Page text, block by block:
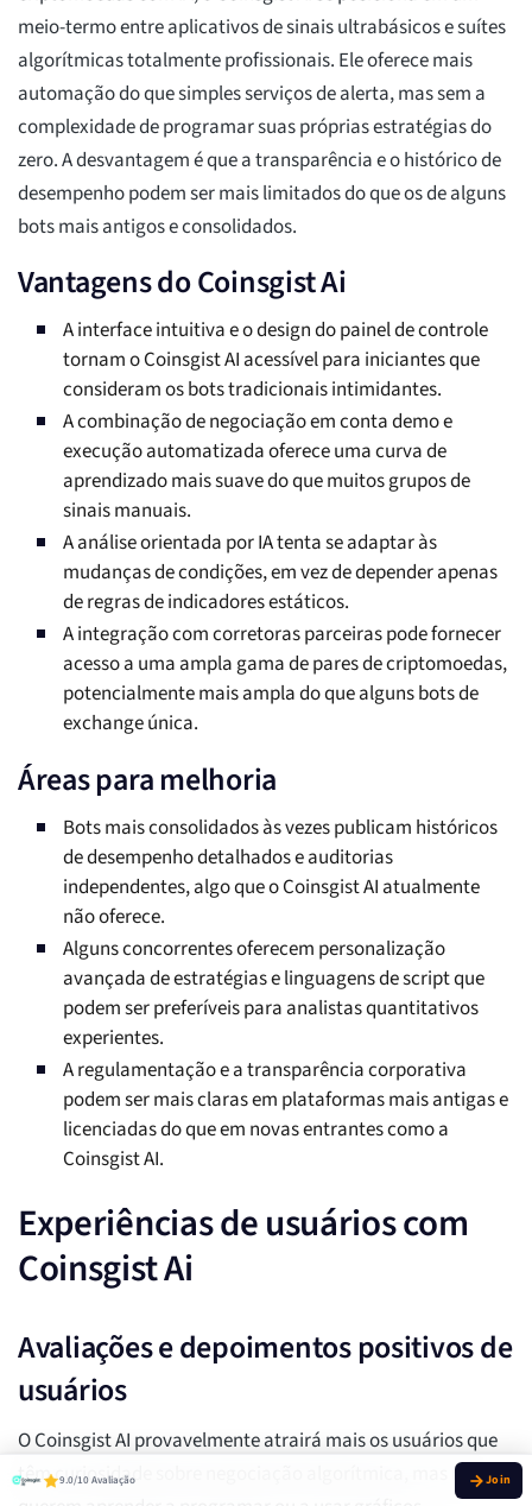
meio-termo entre aplicativos de sinais ultrabásicos e suítes
algorítmicas totalmente profissionais. Ele oferece mais
automação do que simples serviços de alerta, mas sem a
complexidade de programar suas próprias estratégias do
zero. A desvantagem é que a transparência e o histórico de
desempenho podem ser mais limitados do que os de alguns
bots mais antigos e consolidados.
Vantagens do Coinsgist Ai
A interface intuitiva e o design do painel de controle
tornam o Coinsgist AI acessível para iniciantes que
consideram os bots tradicionais intimidantes.
A combinação de negociação em conta demo e
execução automatizada oferece uma curva de
aprendizado mais suave do que muitos grupos de
sinais manuais.
A análise orientada por IA tenta se adaptar às
mudanças de condições, em vez de depender apenas
de regras de indicadores estáticos.
A integração com corretoras parceiras pode fornecer
acesso a uma ampla gama de pares de criptomoedas,
potencialmente mais ampla do que alguns bots de
exchange única.
Áreas para melhoria
Bots mais consolidados às vezes publicam históricos
de desempenho detalhados e auditorias
independentes, algo que o Coinsgist AI atualmente
não oferece.
Alguns concorrentes oferecem personalização
avançada de estratégias e linguagens de script que
podem ser preferíveis para analistas quantitativos
experientes.
A regulamentação e a transparência corporativa
podem ser mais claras em plataformas mais antigas e
licenciadas do que em novas entrantes como a
Coinsgist AI.
Experiências de usuários com
Coinsgist Ai
Avaliações e depoimentos positivos de
usuários
O Coinsgist AI provavelmente atrairá mais os usuários que
têm curiosidade sobre negociação algorítmica, mas não
9.0/10 Avaliação